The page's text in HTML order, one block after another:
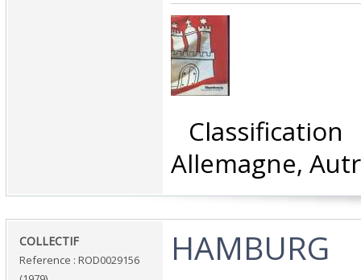
Allemagne,
‎COLLECTIF‎
Reference : ROD0029156
‎HAMBURG‎